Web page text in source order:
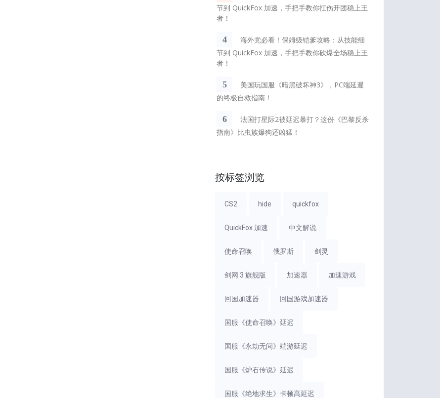
节到 QuickFox 加速，手把手教你扛伤开团稳上王
者！
4
海外党必看！保姆级铠爹攻略：从技能细
节到 QuickFox 加速，手把手教你砍爆全场稳上王
者！
5
美国玩国服《暗黑破坏神3》，PC端延遲
的终极自救指南！
6
法国打星际2被延迟暴打？这份《巴黎反杀
指南》比虫族爆狗还凶猛！
按标签浏览
CS2 hide quickfox
QuickFox 加速 中文解说
使命召唤 俄罗斯 剑灵
剑网 3 旗舰版 加速器 加速游戏
回国加速器 回国游戏加速器
国服《使命召唤》延迟
国服《永劫无间》端游延迟
国服《炉石传说》延迟
国服《绝地求生》卡顿高延迟